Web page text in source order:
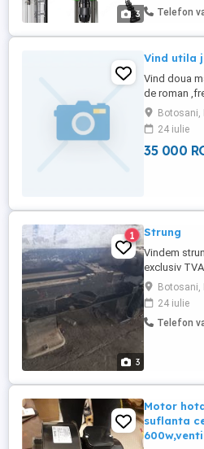
3
placă de
Telefon
Vind utila
Vind doua
de roman
altele
Botosani,
24 iulie
35 000
3
1 Strung
Vindem
exclusiv
cca. o tona.
Manastireni,
Botosani,
24 iulie
Telefon
Motor
suflanta